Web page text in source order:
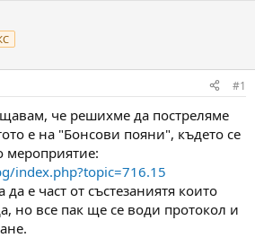
#1
че решихме да постреляме
е на "Бонсови пояни", където се
мероприятие:
index.php?topic=716.15
е част от състезаниятя които
но все пак ще се води протокол и